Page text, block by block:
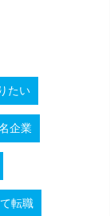
たい
企業
転職